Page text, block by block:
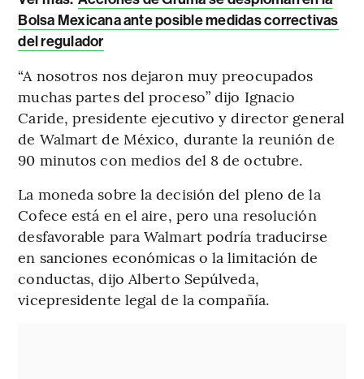
Bolsa Mexicana ante posible medidas correctivas
del regulador
“A nosotros nos dejaron muy preocupados
muchas partes del proceso” dijo Ignacio
Caride, presidente ejecutivo y director general
de Walmart de México, durante la reunión de
90 minutos con medios del 8 de octubre.
La moneda sobre la decisión del pleno de la
Cofece está en el aire, pero una resolución
desfavorable para Walmart podría traducirse
en sanciones económicas o la limitación de
conductas, dijo Alberto Sepúlveda,
vicepresidente legal de la compañía.